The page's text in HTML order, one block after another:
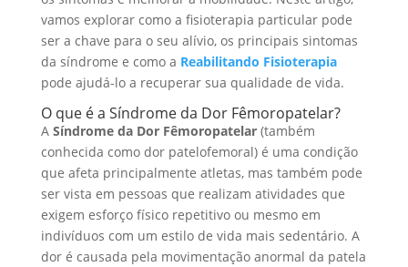
vamos explorar como a fisioterapia particular pode
ser a chave para o seu alívio, os principais sintomas
da síndrome e como a Reabilitando Fisioterapia
pode ajudá-lo a recuperar sua qualidade de vida.
O que é a Síndrome da Dor Fêmoropatelar?
A Síndrome da Dor Fêmoropatelar(também
conhecida como dor patelofemoral) é uma condição
que afeta principalmente atletas, mas também pode
ser vista em pessoas que realizam atividades que
exigem esforço físico repetitivo ou mesmo em
indivíduos com um estilo de vida mais sedentário. A
dor é causada pela movimentação anormal da patela